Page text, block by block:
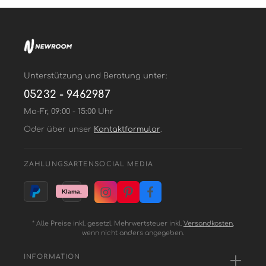
Unterstützung und Beratung unter:
05232 - 9462987
Mo-Fr, 09:00 - 15:00 Uhr
Oder über unser Kontaktformular.
ZAHLUNGSARTEN SOCIAL MEDIA
* Alle Preise inkl. gesetzl. Mehrwertsteuer inkl. Versandkosten,
wenn nicht anders angegeben.
INFORMATION